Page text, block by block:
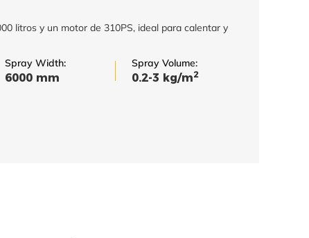
litros y un motor de 310PS, ideal para calentar y
Spray Width:
6000 mm
Spray Volume:
0.2-3 kg/m2